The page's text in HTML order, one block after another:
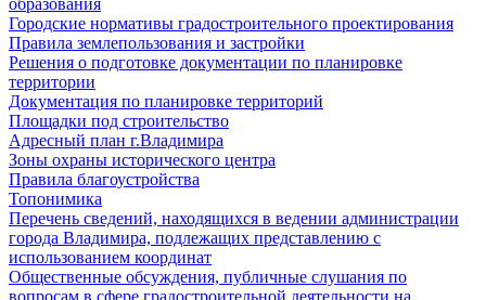
образования
Городские нормативы градостроительного проектирования
Правила землепользования и застройки
Решения о подготовке документации по планировке
территории
Документация по планировке территорий
Площадки под строительство
Адресный план г.Владимира
Зоны охраны исторического центра
Правила благоустройства
Топонимика
Перечень сведений, находящихся в ведении администрации
города Владимира, подлежащих представлению с
использованием координат
Общественные обсуждения, публичные слушания по
вопросам в сфере градостроительной деятельности на